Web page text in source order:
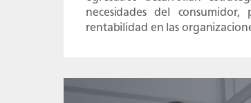
necesidades del
rentabilidad en las